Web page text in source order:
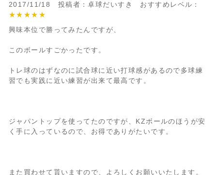
2017/11/18 投稿者：卓球だいすき おすすめレベル：
★★★★★
興味本位で勝ってみたんですが、
このボールすごかったです。
トレ球のはずなのに試合球に近い打球感があるので多球練
習でも実践に近い練習が出来て最高です。
ジャパントップを使ってたのですが、KZボールのほうが安
く手に入っているので、お得でありがたいです。
また買わせて貰いますので、よろしくお願いいたします。